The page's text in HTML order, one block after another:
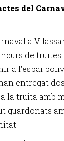
del
a
de truites
a l'espai
entregat
la truita amb
guardonats